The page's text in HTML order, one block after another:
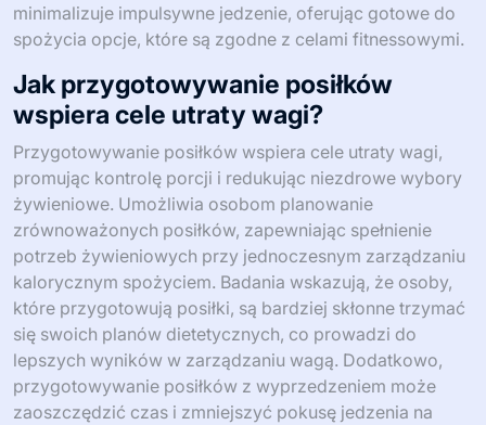
minimalizuje impulsywne jedzenie, oferując gotowe do
spożycia opcje, które są zgodne z celami fitnessowymi.
Jak przygotowywanie posiłków
wspiera cele utraty wagi?
Przygotowywanie posiłków wspiera cele utraty wagi,
promując kontrolę porcji i redukując niezdrowe wybory
żywieniowe. Umożliwia osobom planowanie
zrównoważonych posiłków, zapewniając spełnienie
potrzeb żywieniowych przy jednoczesnym zarządzaniu
kalorycznym spożyciem. Badania wskazują, że osoby,
które przygotowują posiłki, są bardziej skłonne trzymać
się swoich planów dietetycznych, co prowadzi do
lepszych wyników w zarządzaniu wagą. Dodatkowo,
przygotowywanie posiłków z wyprzedzeniem może
zaoszczędzić czas i zmniejszyć pokusę jedzenia na